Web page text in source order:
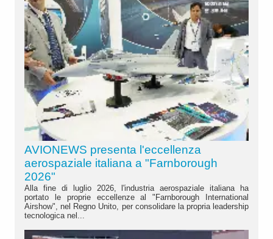
AVIONEWS presenta l'eccellenza
aerospaziale italiana a "Farnborough
2026"
Alla fine di luglio 2026, l'industria aerospaziale italiana ha
portato le proprie eccellenze al "Farnborough International
Airshow", nel Regno Unito, per consolidare la propria leadership
tecnologica nel...